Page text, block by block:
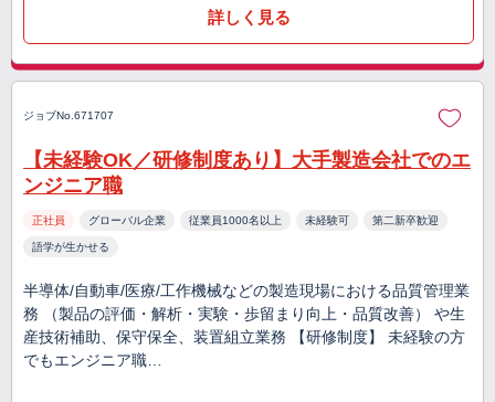
詳しく見る
ジョブNo.671707
【未経験OK／研修制度あり】大手製造会社でのエ
ンジニア職
正社員 グローバル企業 従業員1000名以上 未経験可 第二新卒歓迎
語学が生かせる
半導体/自動車/医療/工作機械などの製造現場における品質管理業
務 （製品の評価・解析・実験・歩留まり向上・品質改善） や生
産技術補助、保守保全、装置組立業務 【研修制度】 未経験の方
でもエンジニア職…